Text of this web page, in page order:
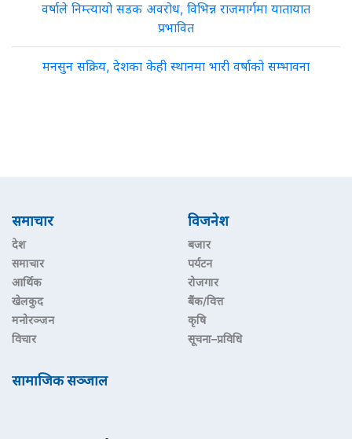
वर्षाले निम्त्यायो सडक अवरोध, विभिन्न राजमार्गमा यातायात
प्रभावित
मनसुन सक्रिय, देशका केही स्थानमा भारी वर्षाको सम्भावना
समाचार
देश
समाचार
आर्थिक
खेलकुद
मनोरञ्जन
विचार
विजनेश
बजार
पर्यटन
रोजगार
बैंक/वित्त
कृषि
सूचना–प्रविधि
सामाजिक सञ्जाल